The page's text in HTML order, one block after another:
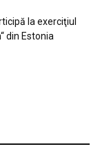
la exerciţiul
din Estonia